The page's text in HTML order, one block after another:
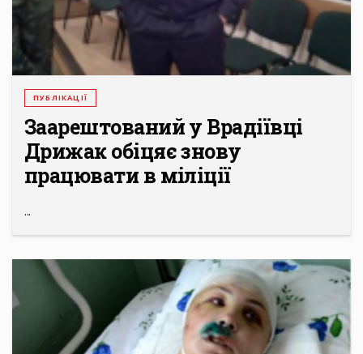
ПУБЛІКАЦІЇ
Заарештований у Врадіївці
Дрижак обіцяє знову
працювати в міліції
...